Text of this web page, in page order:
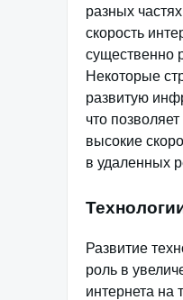
разных
скорость
существенно
Некоторые
развитую
что
высокие
в удаленных
Развитие
роль в
интернета на